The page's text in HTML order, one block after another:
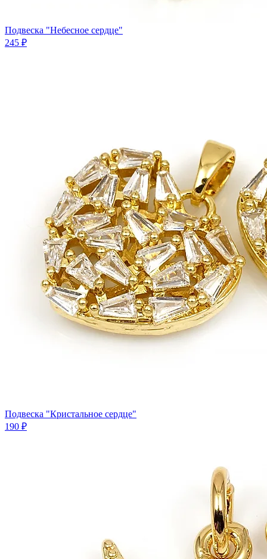
Подвеска "Небесное сердце"
245 ₽
Подвеска "Кристальное сердце"
190 ₽